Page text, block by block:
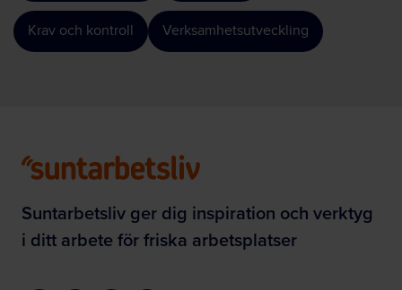
Krav och kontroll Verksamhetsutveckling
Suntarbetsliv ger dig inspiration och verktyg
i ditt arbete för friska arbetsplatser